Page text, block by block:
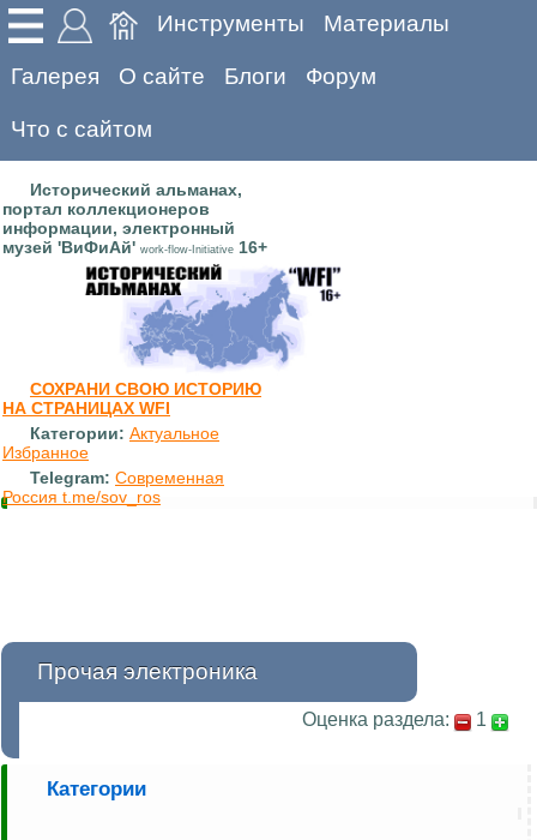
Инструменты Материалы
Галерея О сайте Блоги Форум
Что с сайтом
Исторический альманах,
портал коллекционеров
информации, электронный
музей 'ВиФиАй' work-flow-Initiative 16+
СОХРАНИ СВОЮ ИСТОРИЮ
НА СТРАНИЦАХ WFI
Категории: Актуальное
Избранное
Telegram: Современная
Россия t.me/sov_ros
Прочая электроника
Оценка раздела: 1
Категории